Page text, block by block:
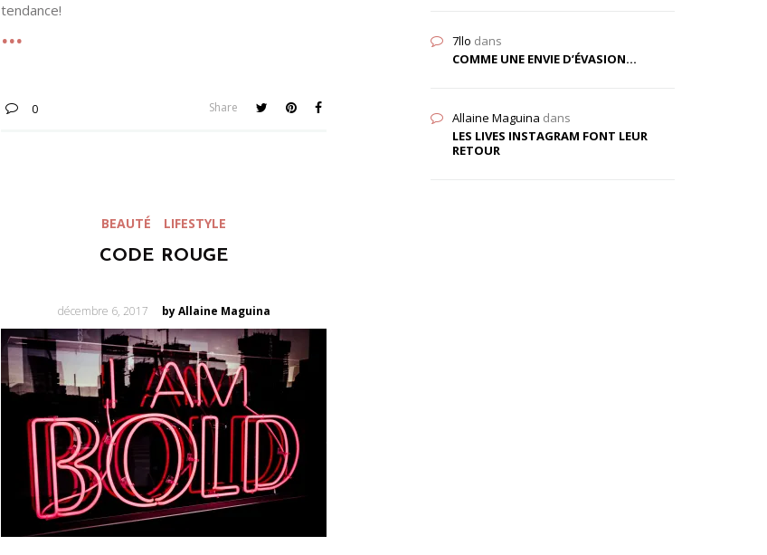
tendance!
0 Share
BEAUTÉ LIFESTYLE
CODE ROUGE
Posted
décembre 6, 2017 by Allaine Maguina
7llo dans
COMME UNE ENVIE D’ÉVASION…
Allaine Maguina dans
LES LIVES INSTAGRAM FONT LEUR
RETOUR